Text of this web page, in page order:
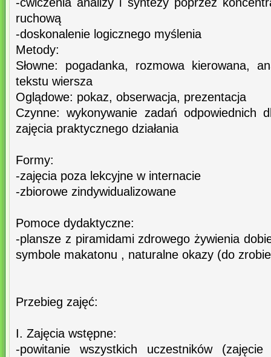
ruchową
-doskonalenie logicznego myślenia
Metody:
Słowne: pogadanka, rozmowa kierowana,
tekstu wiersza
Oglądowe: pokaz, obserwacja, prezentacja
Czynne: wykonywanie zadań odpowiednich
zajęcia praktycznego działania
Formy:
-zajęcia poza lekcyjne w internacie
-zbiorowe zindywidualizowane
Pomoce dydaktyczne:
-plansze z piramidami zdrowego żywienia
symbole makatonu , naturalne okazy (do
Przebieg zajęć:
I. Zajęcia wstępne:
-powitanie wszystkich uczestników (zajęcie